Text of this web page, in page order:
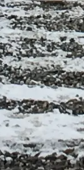
Oberoende, praktisk
visningar, logistik och
©2026 Denna
Statsmuseet Auschwitz-
Webbplatsen
informationsplattform
Auschwitz-Birkenau.
Varje registrerat
besöksalternativ
de officiella
Snabblänkar
Välj dina
Besökstider
Sevärdheter